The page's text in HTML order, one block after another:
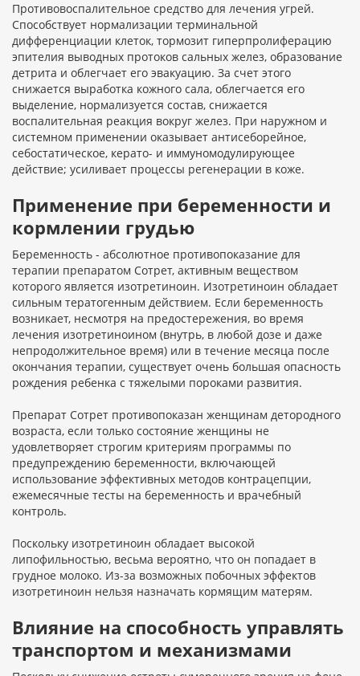
Противовоспалительное средство для лечения угрей.
Способствует нормализации терминальной
дифференциации клеток, тормозит гиперпролиферацию
эпителия выводных протоков сальных желез, образование
детрита и облегчает его эвакуацию. За счет этого
снижается выработка кожного сала, облегчается его
выделение, нормализуется состав, снижается
воспалительная реакция вокруг желез. При наружном и
системном применении оказывает антисеборейное,
себостатическое, керато- и иммуномодулирующее
действие; усиливает процессы регенерации в коже.
Применение при беременности и
кормлении грудью
Беременность - абсолютное противопоказание для
терапии препаратом Сотрет, активным веществом
которого является изотретиноин. Изотретиноин обладает
сильным тератогенным действием. Если беременность
возникает, несмотря на предостережения, во время
лечения изотретиноином (внутрь, в любой дозе и даже
непродолжительное время) или в течение месяца после
окончания терапии, существует очень большая опасность
рождения ребенка с тяжелыми пороками развития.
Препарат Сотрет противопоказан женщинам детородного
возраста, если только состояние женщины не
удовлетворяет строгим критериям программы по
предупреждению беременности, включающей
использование эффективных методов контрацепции,
ежемесячные тесты на беременность и врачебный
контроль.
Поскольку изотретиноин обладает высокой
липофильностью, весьма вероятно, что он попадает в
грудное молоко. Из-за возможных побочных эффектов
изотретиноин нельзя назначать кормящим матерям.
Влияние на способность управлять
транспортом и механизмами